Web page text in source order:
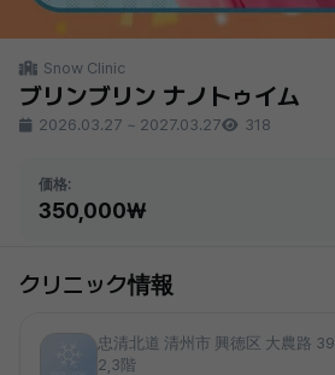
Snow Clinic
ブリンブリン ナノトゥイム
2026.03.27 ~ 2027.03.27 318
価格:
350,000₩
クリニック情報
忠清北道 清州市 興徳区 大農路 39
2,3階